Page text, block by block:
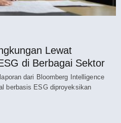
Lewat
di Berbagai Sektor
dari Bloomberg Intelligence
berbasis ESG diproyeksikan